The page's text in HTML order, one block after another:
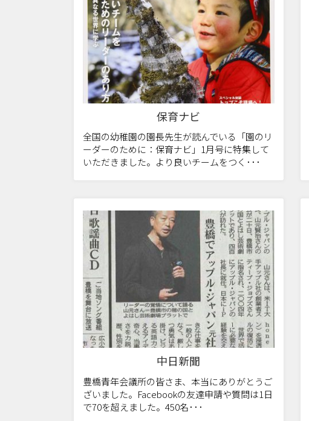
保育ナビ
全国の幼稚園の園長先生が読んでいる「園のリ
ーダーのために：保育ナビ」1月号に特集して
いただきました。より良いチームをつく･･･
中日新聞
豊橋青年会議所の皆さま、本当にありがとうご
ざいました。Facebookの友達申請や質問は1日
で70を超えました。450名･･･